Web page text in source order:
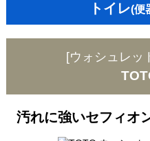
トイレ(便
[ウォシュレッ
汚れに強いセフィオ